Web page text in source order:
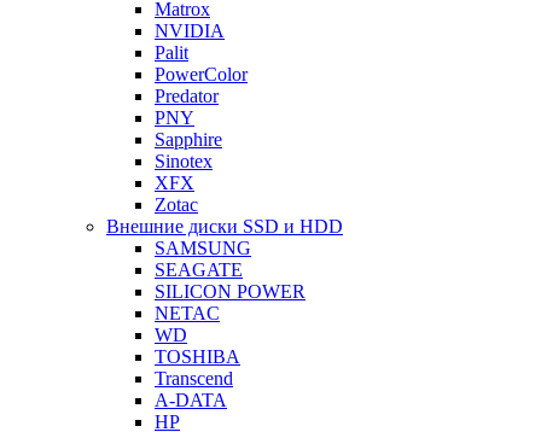
Matrox
NVIDIA
Palit
PowerColor
Predator
PNY
Sapphire
Sinotex
XFX
Zotac
Внешние диски SSD и HDD
SAMSUNG
SEAGATE
SILICON POWER
NETAC
WD
TOSHIBA
Transcend
A-DATA
HP